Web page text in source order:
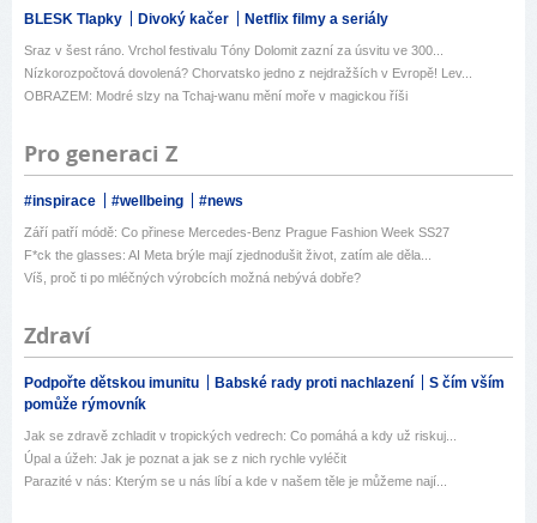
BLESK Tlapky Divoký kačer Netflix filmy a seriály
Sraz v šest ráno. Vrchol festivalu Tóny Dolomit zazní za úsvitu ve 300...
Nízkorozpočtová dovolená? Chorvatsko jedno z nejdražších v Evropě! Lev...
OBRAZEM: Modré slzy na Tchaj-wanu mění moře v magickou říši
Pro generaci Z
#inspirace #wellbeing #news
Září patří módě: Co přinese Mercedes-Benz Prague Fashion Week SS27
F*ck the glasses: AI Meta brýle mají zjednodušit život, zatím ale děla...
Víš, proč ti po mléčných výrobcích možná nebývá dobře?
Zdraví
Podpořte dětskou imunitu Babské rady proti nachlazení
S čím vším
pomůže rýmovník
Jak se zdravě zchladit v tropických vedrech: Co pomáhá a kdy už riskuj...
Úpal a úžeh: Jak je poznat a jak se z nich rychle vyléčit
Parazité v nás: Kterým se u nás líbí a kde v našem těle je můžeme nají...